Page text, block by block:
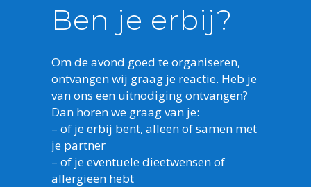
Ben je erbij?
Om de avond goed te organiseren,
ontvangen wij graag je reactie. Heb je
van ons een uitnodiging ontvangen?
Dan horen we graag van je:
– of je erbij bent, alleen of samen met
je partner
– of je eventuele dieetwensen of
allergieën hebt